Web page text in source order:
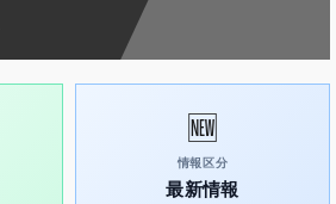
🆕
情報区分
最新情報